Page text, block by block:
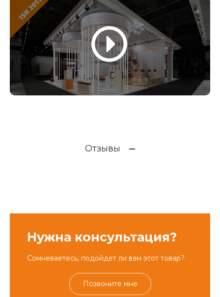
Отзывы
Нужна консультация?
Сомневаетесь, подойдет ли вам этот товар?
Позвоните мне